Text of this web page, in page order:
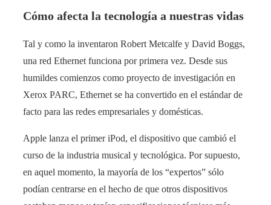
Cómo afecta la tecnología a nuestras vidas
Tal y como la inventaron Robert Metcalfe y David Boggs,
una red Ethernet funciona por primera vez. Desde sus
humildes comienzos como proyecto de investigación en
Xerox PARC, Ethernet se ha convertido en el estándar de
facto para las redes empresariales y domésticas.
Apple lanza el primer iPod, el dispositivo que cambió el
curso de la industria musical y tecnológica. Por supuesto,
en aquel momento, la mayoría de los “expertos” sólo
podían centrarse en el hecho de que otros dispositivos